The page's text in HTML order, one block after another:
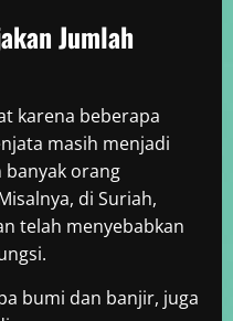
Jumlah
karena beberapa
masih menjadi
banyak orang
di Suriah,
telah menyebabkan
bumi dan banjir, juga